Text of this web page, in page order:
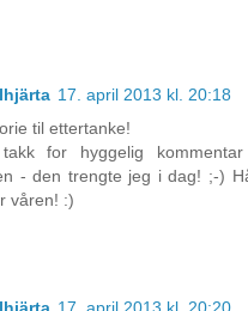
17. april 2013 kl. 20:18
til ettertanke!
takk for hyggelig
- den trengte jeg i dag! ;-)
våren! :)
17. april 2013 kl. 20:20